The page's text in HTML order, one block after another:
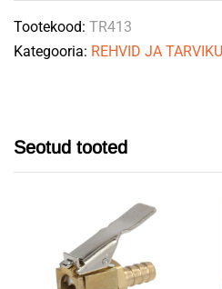
Tootekood: TR413
Kategooria: REHVID JA
Seotud tooted